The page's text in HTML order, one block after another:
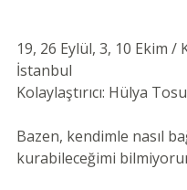
19, 26 Eylül, 3, 10 Ekim /
İstanbul
Kolaylaştırıcı: Hülya
Bazen, kendimle nasıl
kurabileceğimi